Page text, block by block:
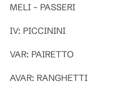
MELI – PASSERI
IV: PICCININI
VAR: PAIRETTO
AVAR: RANGHETTI